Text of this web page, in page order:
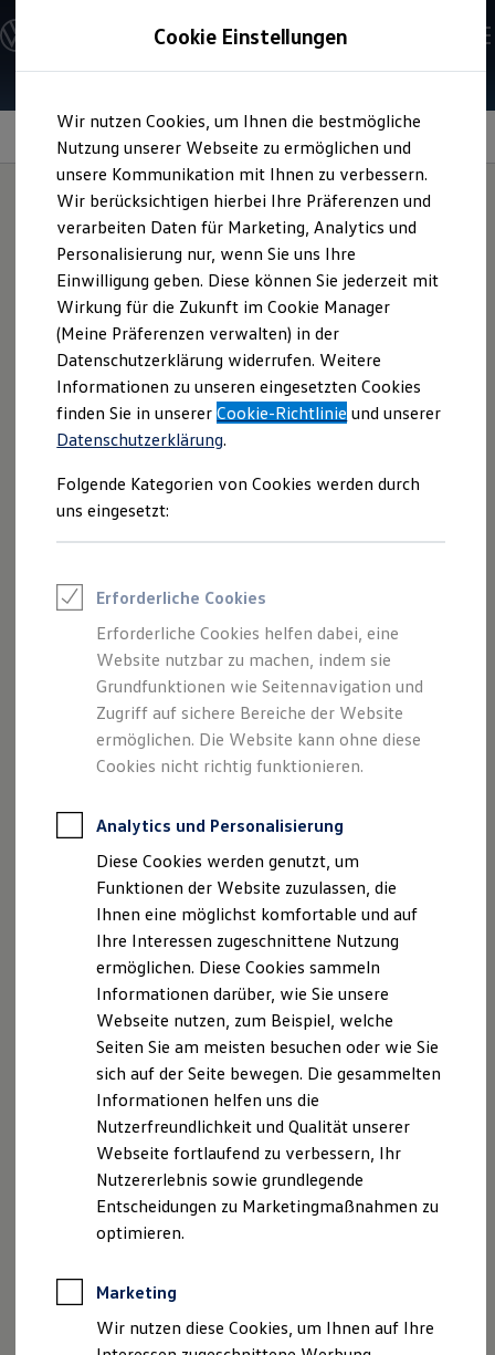
Hauptinhalt
springen
Footer
springen
Modelle & Konfigurator
Nutzfahrzeugkategorien entdecken
Modelle konfigurieren
Vorgängermodelle und Oldtimer
Vorgängermodelle
Oldtimer
Bulli Historie
Branchenlösungen & Gewerbekunden
Umbaulösungen und Hersteller finden
Auf- und Umbauten entdecken & konfigurieren
Groß- und Sonderkunden
Großkunden
Kommunen & Behörden
Journalisten
Sportvereine
Branchenlösungen
Bau & Handwerk
Gewerbliche Personenbeförderung
Service & mobile Werkstätten
Kurier, Logistik & Handel
Kühlfahrzeuge
Feuerwehr
ONE Business ID Vorteile
Fahrzeuge online kaufen
Digitaler Marktplatz
Kauf & Finanzierung
Online-Fahrzeugbewertung
Aktionen & Angebote
E-Auto-Förderung
Für Privatkunden
Für Gewerbekunden
Profi Paket
ProfiPartner für Gebrauchtwagen
Finanzierung
Für Privatkunden
Für Gewerbekunden
Leasing
Für Privatkunden
Für Gewerbekunden
Versicherungen & Garantien
Garantien
Kfz-Versicherung für Nutzfahrzeuge
Restschuldversicherung
Wartungsverträge
Besitzer & Service
Reparatur & Service
Sommer-Special
Reparatur, Pflege & Inspektion
Servicetermin anfragen
Service-Vorteile bei Volkswagen Nutzfahrzeuge
ServicePlus
Economy Service
Räder & Reifen Service
Notdienst und Pannenhilfe
Software, Konnektivität & Apps
California App
VW Connect für Ihren ID. Buzz
Multifunktionslenkrad
Ihrezentrale
Steuereinheit
Damit können die Hände während der Fahrt am Steuer
bleiben: Das serienmäßige Multifunktionslenkrad aus Leder
überzeugt mit hohem Bedienungskomfort und angenehmer
Haptik. Über die Tasten lassen sich unter anderem das
DAB+-Radio, das optionale Navigationssystem
Zudem können Sie mithilfe des Multifunktionslenkrads das
Digital Cockpit individuell anpassen. Und die optionale
Lenkradheizung
2 hält Ihre Hände auch im Winter schön
Konfigurator starten
Nutzungsbedingungen
Datenschutzerklärungen
Cookie-Richtlinie
Lizenzhinweise Dritter
Angaben zum Digital Service Act (DSA)
EU Data Act
Produktsicherheitsinformationen
Rückrufe
Vorschriften
Händlersuche
Newsletter
VERTRAG WIDERRUFEN
Disclaimer von Volkswagen AG
Erhältlich mit Infotainment-Paket.
Cookie Einstellungen
Wir nutzen Cookies, um Ihnen die bestmögliche
Nutzung unserer Webseite zu ermöglichen und
unsere Kommunikation mit Ihnen zu verbessern.
Wir berücksichtigen hierbei Ihre Präferenzen und
verarbeiten Daten für Marketing, Analytics und
Personalisierung nur, wenn Sie uns Ihre
Einwilligung geben. Diese können Sie jederzeit mit
Wirkung für die Zukunft im Cookie Manager
(Meine Präferenzen verwalten) in der
Datenschutzerklärung widerrufen. Weitere
Informationen zu unseren eingesetzten Cookies
finden Sie in unsererCookie-Richtlinie und unserer
Datenschutzerklärung.
Folgende Kategorien von Cookies werden durch
uns eingesetzt:
Erforderliche Cookies
Erforderliche Cookies helfen dabei, eine
Website nutzbar zu machen, indem sie
Grundfunktionen wie Seitennavigation und
Zugriff auf sichere Bereiche der Website
ermöglichen. Die Website kann ohne diese
Cookies nicht richtig funktionieren.
Analytics und Personalisierung
Diese Cookies werden genutzt, um
Funktionen der Website zuzulassen, die
Ihnen eine möglichst komfortable und auf
Ihre Interessen zugeschnittene Nutzung
ermöglichen. Diese Cookies sammeln
Informationen darüber, wie Sie unsere
Webseite nutzen, zum Beispiel, welche
Seiten Sie am meisten besuchen oder wie Sie
sich auf der Seite bewegen. Die gesammelten
Informationen helfen uns die
Nutzerfreundlichkeit und Qualität unserer
Webseite fortlaufend zu verbessern, Ihr
Nutzererlebnis sowie grundlegende
Entscheidungen zu Marketingmaßnahmen zu
optimieren.
Marketing
Wir nutzen diese Cookies, um Ihnen auf Ihre